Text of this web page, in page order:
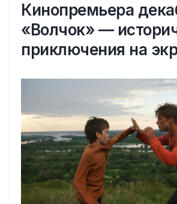
Кинопремьера
«Волчок» —
приключения на